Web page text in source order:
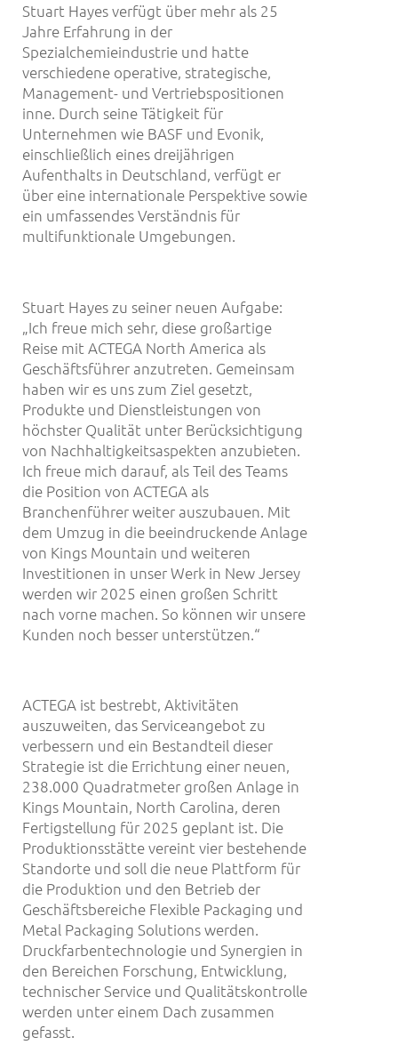
Stuart Hayes verfügt über mehr als 25
Jahre Erfahrung in der
Spezialchemieindustrie und hatte
verschiedene operative, strategische,
Management- und Vertriebspositionen
inne. Durch seine Tätigkeit für
Unternehmen wie BASF und Evonik,
einschließlich eines dreijährigen
Aufenthalts in Deutschland, verfügt er
über eine internationale Perspektive sowie
ein umfassendes Verständnis für
multifunktionale Umgebungen.
Stuart Hayes zu seiner neuen Aufgabe:
„Ich freue mich sehr, diese großartige
Reise mit ACTEGA North America als
Geschäftsführer anzutreten. Gemeinsam
haben wir es uns zum Ziel gesetzt,
Produkte und Dienstleistungen von
höchster Qualität unter Berücksichtigung
von Nachhaltigkeitsaspekten anzubieten.
Ich freue mich darauf, als Teil des Teams
die Position von ACTEGA als
Branchenführer weiter auszubauen. Mit
dem Umzug in die beeindruckende Anlage
von Kings Mountain und weiteren
Investitionen in unser Werk in New Jersey
werden wir 2025 einen großen Schritt
nach vorne machen. So können wir unsere
Kunden noch besser unterstützen.“
ACTEGA ist bestrebt, Aktivitäten
auszuweiten, das Serviceangebot zu
verbessern und ein Bestandteil dieser
Strategie ist die Errichtung einer neuen,
238.000 Quadratmeter großen Anlage in
Kings Mountain, North Carolina, deren
Fertigstellung für 2025 geplant ist. Die
Produktionsstätte vereint vier bestehende
Standorte und soll die neue Plattform für
die Produktion und den Betrieb der
Geschäftsbereiche Flexible Packaging und
Metal Packaging Solutions werden.
Druckfarbentechnologie und Synergien in
den Bereichen Forschung, Entwicklung,
technischer Service und Qualitätskontrolle
werden unter einem Dach zusammen
gefasst.